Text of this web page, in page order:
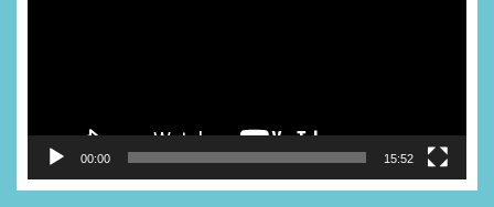
00:00 15:52